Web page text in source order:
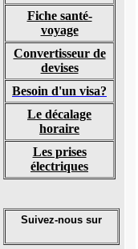
Fiche santé-
voyage
Convertisseur de
devises
Besoin d'un visa?
Le décalage
horaire
Les prises
électriques
Suivez-nous sur